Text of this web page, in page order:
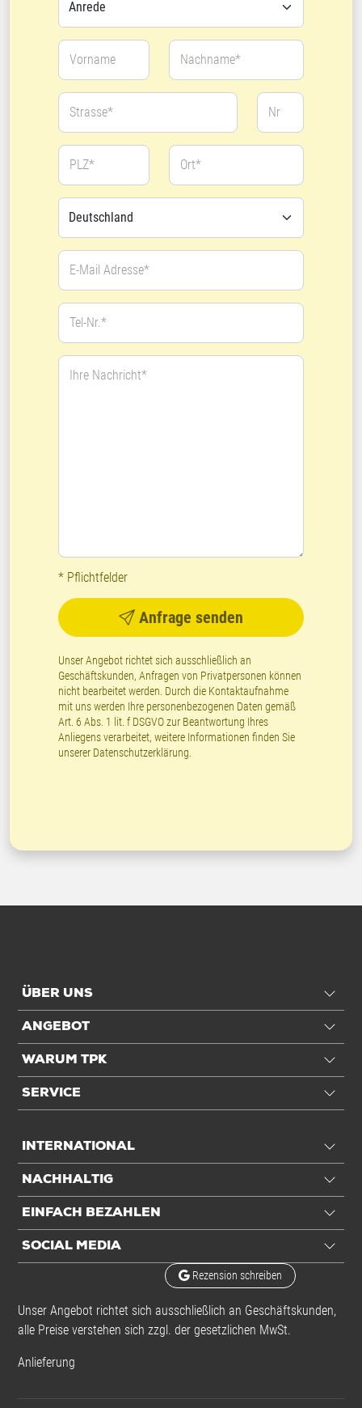
Vorname Nachname*
Strasse* Nr
PLZ* Ort*
E-Mail Adresse*
Tel-Nr.*
Ihre Nachricht*
* Pflichtfelder
Anfrage senden
Unser Angebot richtet sich ausschließlich an
Geschäftskunden, Anfragen von Privatpersonen können
nicht bearbeitet werden. Durch die Kontaktaufnahme
mit uns werden Ihre personenbezogenen Daten gemäß
Art. 6 Abs. 1 lit. f DSGVO zur Beantwortung Ihres
Anliegens verarbeitet, weitere Informationen finden Sie
unserer Datenschutzerklärung
ÜBER UNS
ANGEBOT
WARUM TPK
SERVICE
INTERNATIONAL
NACHHALTIG
EINFACH BEZAHLEN
SOCIAL MEDIA
Rezension schreiben
Unser Angebot richtet sich ausschließlich an Geschäftskunden,
alle Preise verstehen sich zzgl. der gesetzlichen MwSt.
Anlieferung